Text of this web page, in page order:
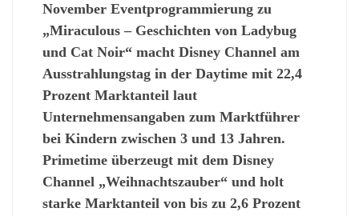
November Eventprogrammierung zu
„Miraculous – Geschichten von Ladybug
und Cat Noir“ macht Disney Channel am
Ausstrahlungstag in der Daytime mit 22,4
Prozent Marktanteil laut
Unternehmensangaben zum Marktführer
bei Kindern zwischen 3 und 13 Jahren.
Primetime überzeugt mit dem Disney
Channel „Weihnachtszauber“ und holt
starke Marktanteil von bis zu 2,6 Prozent